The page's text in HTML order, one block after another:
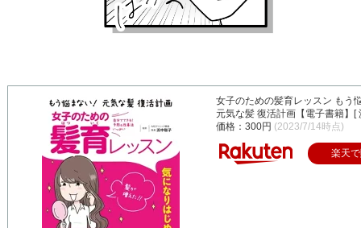
女子のための髪育レッスン もう
元気な髪 復活計画【電子書籍】[
価格：300円 (2023/7/14時点)
楽天